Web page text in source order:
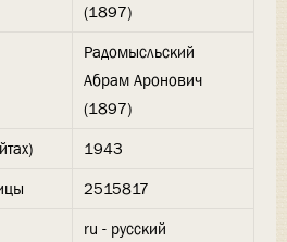
(1897)
Радомысльский
Абрам Аронович
(1897)
1943
2515817
ru - русский